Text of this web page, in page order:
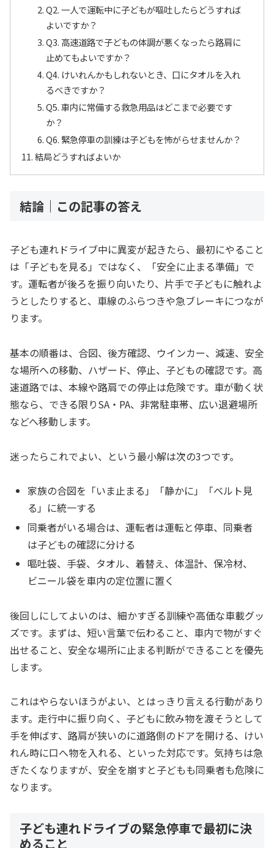
Q2. 一人で運転中に子どもが嘔吐したらどうすれば
よいですか？
Q3. 高速道路で子どもの体調が悪くなったら路肩に
止めてもよいですか？
Q4. けいれんかもしれないとき、口にタオルを入れ
るべきですか？
Q5. 車内に常備する救急用品はどこまで必要です
か？
Q6. 緊急停車の訓練は子どもを怖がらせませんか？
結局どうすればよいか
結論｜この記事の答え
子ども連れドライブ中に異変が起きたら、最初にやること
は「子どもを見る」ではなく、「安全に止まる準備」で
す。運転者が後ろを振り向いたり、片手で子どもに触れよ
うとしたりすると、車線のふらつきや急ブレーキにつなが
ります。
基本の順番は、合図、後方確認、ウインカー、減速、安全
な場所への移動、ハザード、停止、子どもの確認です。高
速道路では、本線や路肩での停止は危険です。車が動く状
態なら、できる限りSA・PA、非常駐車帯、広い退避場所
などへ移動します。
迷ったらこれでよい、という最小解は次の3つです。
家族の合図を「いま止まる」「静かに」「ベルト見
る」に統一する
同乗者がいる場合は、運転者は運転と停車、同乗者
は子どもの確認に分ける
嘔吐袋、手袋、タオル、着替え、体温計、保冷材、
ビニール袋を車内の定位置に置く
後回しにしてよいのは、細かすぎる訓練や高価な車載グッ
ズです。まずは、短い言葉で伝わること、車内で物がすぐ
出せること、安全な場所に止まる判断ができることを優先
します。
これはやらないほうがよい、とはっきり言える行動があり
ます。走行中に振り向く、子どもに飲み物を渡そうとして
手を伸ばす、路肩が狭いのに道路側のドアを開ける、けい
れん時に口へ物を入れる、といった対応です。気持ちは急
ぎたくなりますが、安全を崩すと子どもも同乗者も危険に
なります。
子ども連れドライブの緊急停車で最初に決
めること